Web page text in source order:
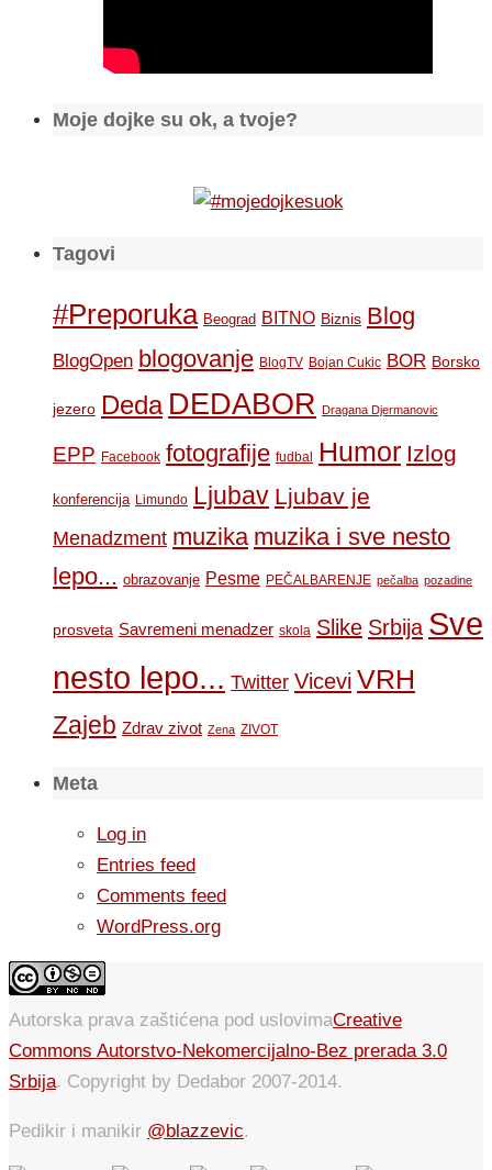
Moje dojke su ok, a tvoje?
Tagovi
#Preporuka Beograd BITNO Biznis Blog
BlogOpen blogovanje BlogTV Bojan Cukic BOR Borsko
jezero Deda DEDABOR Dragana Djermanovic
EPP Facebook fotografije fudbal Humor Izlog
konferencija Limundo Ljubav Ljubav je
Menadzment muzika muzika i sve nesto
lepo... obrazovanje Pesme PEČALBARENJE pečalba pozadine
prosveta Savremeni menadzer skola Slike Srbija Sve
nesto lepo... Twitter Vicevi VRH
Zajeb Zdrav zivot Zena ZIVOT
Meta
Log in
Entries feed
Comments feed
WordPress.org
Autorska prava zaštićena pod uslovimaCreative
Commons Autorstvo-Nekomercijalno-Bez prerada 3.0
Srbija. Copyright by Dedabor 2007-2014.
Pedikir i manikir @blazzevic.